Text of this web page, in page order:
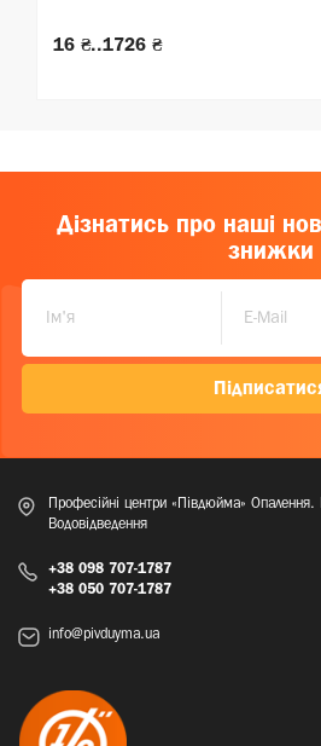
16 ₴..1726 ₴
Дізнатись про наші
знижки
Професійні центри «Півдюйма» Опалення.
Водовідведення
+38 098 707-1787
+38 050 707-1787
info@pivduyma.ua